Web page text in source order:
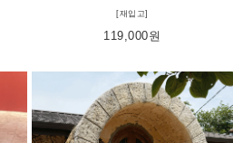
[재입고]
119,000원